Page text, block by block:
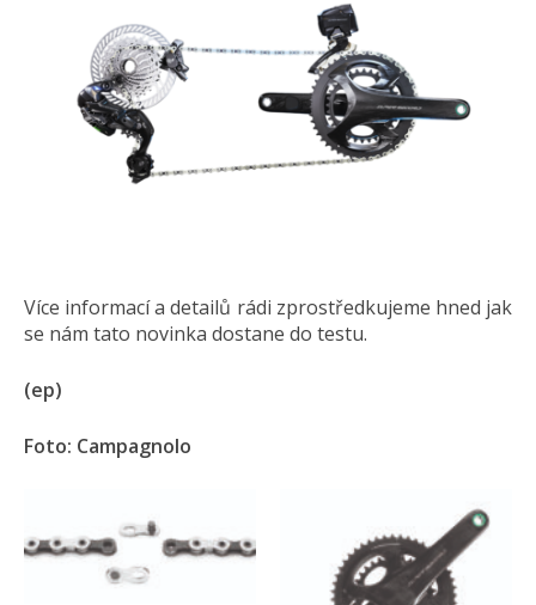
Více informací a detailů rádi zprostředkujeme hned jak
se nám tato novinka dostane do testu.
(ep)
Foto: Campagnolo